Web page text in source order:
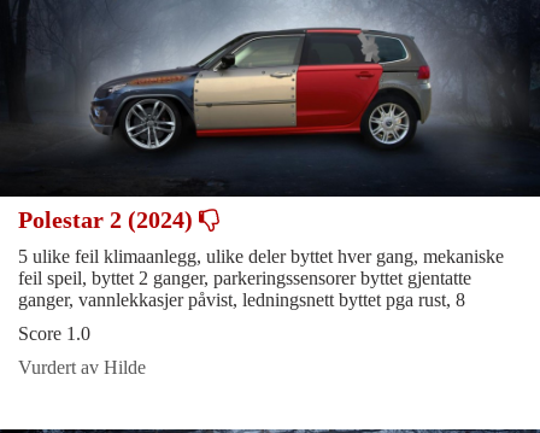
Polestar 2 (2024)
5 ulike feil klimaanlegg, ulike deler byttet hver gang, mekaniske
feil speil, byttet 2 ganger, parkeringssensorer byttet gjentatte
ganger, vannlekkasjer påvist, ledningsnett byttet pga rust, 8
Score 1.0
Vurdert av Hilde